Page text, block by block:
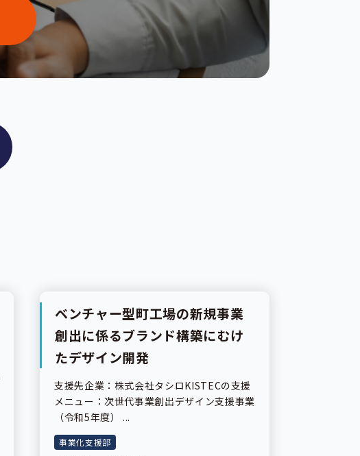
事業紹介
ベンチャー型町工場の新規事業
創出に係るブランド構築にむけ
たデザイン開発
支援先企業：株式会社タシロKISTECの支援
メニュー：次世代事業創出デザイン支援事業
（令和5年度） ...
事業化支援部